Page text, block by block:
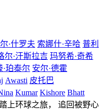
·什罗夫 索娜什·辛哈 普利
尔·汗斯拉吉 玛努希·奇希
·珀泰尔 安尔·德霍
Awasti 皮托巴
Kumar Kishore Bhatt
环球之旅， 追回被野心